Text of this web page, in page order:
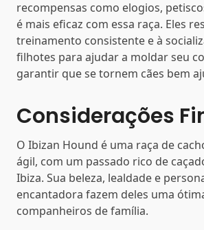
recompensas como elogios,
é mais eficaz com essa raça. Eles
treinamento consistente e à
filhotes para ajudar a moldar seu
garantir que se tornem cães bem
Considerações
O Ibizan Hound é uma raça de
ágil, com um passado rico de
Ibiza. Sua beleza, lealdade e
encantadora fazem deles uma
companheiros de família.